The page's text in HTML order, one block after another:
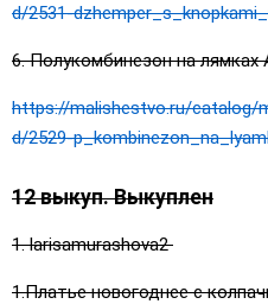
d/2531-
6. Полукомбинезон на
https://malishestvo.ru/catalog/
d/2529-
12 выкуп. Выкуплен
1. larisamurashova2
1.Платье новогоднее с